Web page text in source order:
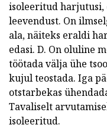
isoleeritud harjutusi,
leevendust. On
ala, näiteks eraldi
edasi. D. On oluline
töötada välja ühe
kujul teostada. Iga
otstarbekas
Tavaliselt
isoleeritud.